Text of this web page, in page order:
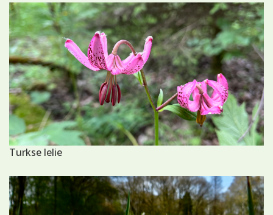
Turkse lelie